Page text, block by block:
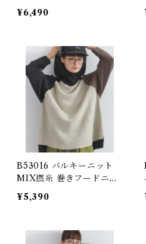
トヴィンテージ風ロゴプル
オーバー / Snow-Wash
Vintage Logo Pullover
¥6,490
B53016 バルキーニット
MIX撚糸 巻きフードニッ
トパーカー / Bulky Knit
Mixed-Yarn Hooded Kn
¥5,390